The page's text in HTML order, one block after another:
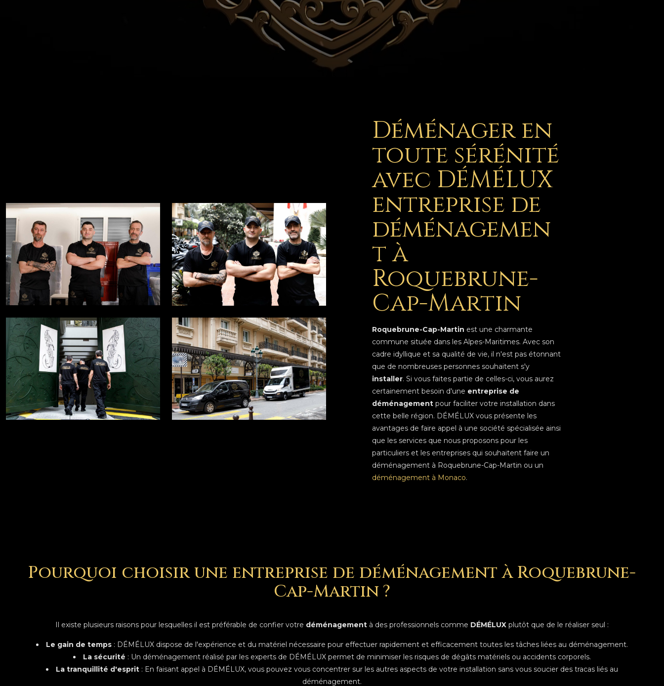
Déménager en
toute sérénité
avec DÉMÉLUX
entreprise de
déménagemen
t à
Roquebrune-
Cap-Martin
Roquebrune-Cap-Martin est une charmante
commune située dans les Alpes-Maritimes. Avec son
cadre idyllique et sa qualité de vie, il n'est pas étonnant
que de nombreuses personnes souhaitent s'y
installer. Si vous faites partie de celles-ci, vous aurez
certainement besoin d'une entreprise de
déménagementpour faciliter votre installation dans
cette belle région. DÉMÉLUX vous présente les
avantages de faire appel à une société spécialisée ainsi
que les services que nous proposons pour les
particuliers et les entreprises qui souhaitent faire un
déménagement à Roquebrune-Cap-Martin ou un
déménagement à Monaco.
Pourquoi choisir une entreprise de déménagement à Roquebrune-
Cap-Martin ?
Il existe plusieurs raisons pour lesquelles il est préférable de confier votre déménagement à des professionnels comme DÉMÉLUX plutôt que de le réaliser seul :
Le gain de temps : DÉMÉLUX dispose de l'expérience et du matériel nécessaire pour effectuer rapidement et efficacement toutes les tâches liées au déménagement.
La sécurité : Un déménagement réalisé par les experts de DÉMÉLUX permet de minimiser les risques de dégâts matériels ou accidents corporels.
La tranquillité d'esprit : En faisant appel à DÉMÉLUX, vous pouvez vous concentrer sur les autres aspects de votre installation sans vous soucier des tracas liés au
déménagement.